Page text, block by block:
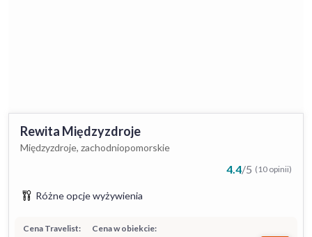
Rewita Międzyzdroje
Międzyzdroje, zachodniopomorskie
4.4/5 (10 opinii)
Różne opcje wyżywienia
Cena w obiekcie:
Cena Travelist: